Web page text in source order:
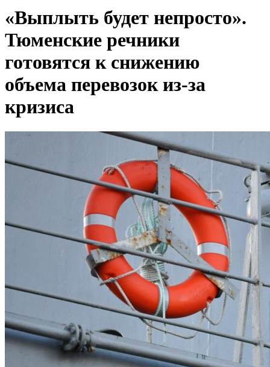
«Выплыть будет непросто».
Тюменские речники
готовятся к снижению
объема перевозок из-за
кризиса